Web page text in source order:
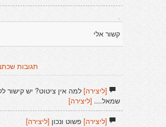
.
קשור אלי
תגובות
[ליצירה]למה אין ציטוט? יש קישור
שמאל.... [ליצירה]
[ליצירה]פשוט ונכון[ליצירה]